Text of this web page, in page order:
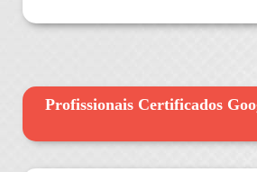
Profissionais Certificados